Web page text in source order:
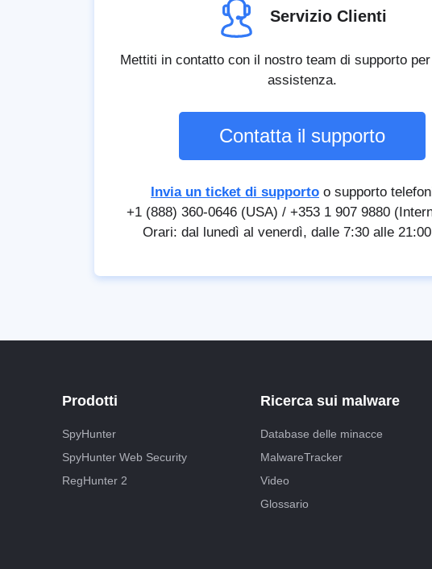
Servizio Clienti
Mettiti in contatto con il nostro team di supporto
assistenza.
Contatta il supporto
Invia un ticket di supporto o supporto
+1 (888) 360-0646 (USA) / +353 1 907 9880
Orari: dal lunedì al venerdì, dalle 7:30 alle
Prodotti
SpyHunter
SpyHunter Web Security
RegHunter 2
Ricerca sui malware
Database delle minacce
MalwareTracker
Video
Glossario